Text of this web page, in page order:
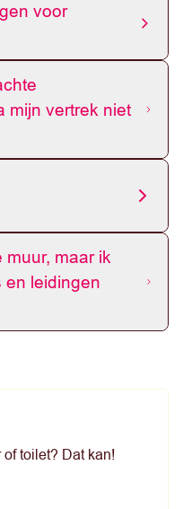
voor
mijn vertrek niet
muur, maar ik
en leidingen
toilet? Dat kan!